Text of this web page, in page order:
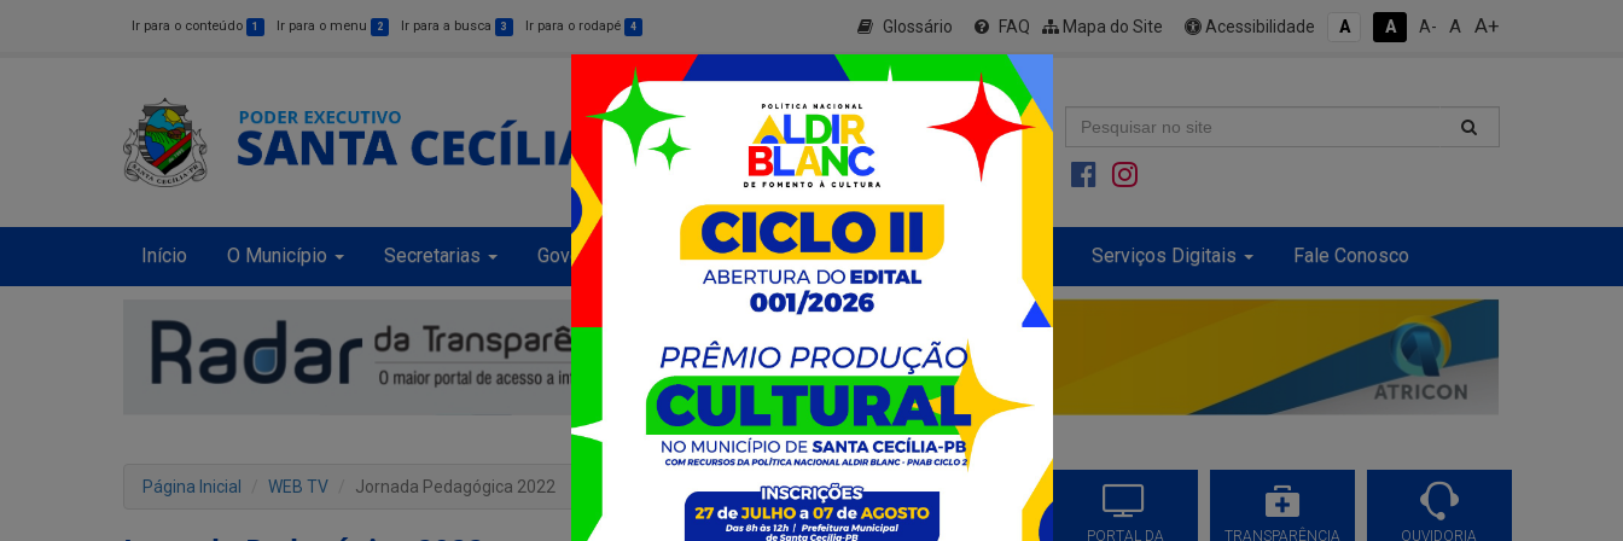
Ir para o conteúdo 1 Ir para o menu 2 Ir para a busca 3 Ir para o rodapé 4 Glossário FAQ Mapa do Site Acessibilidade A A A- A A+
Início O Município Secretarias Governo Municipal Informe-se + Transparência Serviços Digitais Fale Conosco
Página Inicial WEB TV Jornada Pedagógica 2022
PORTAL DA TRANSPARÊNCIA OUVIDORIA